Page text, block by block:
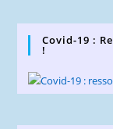
Covid-19 :
!